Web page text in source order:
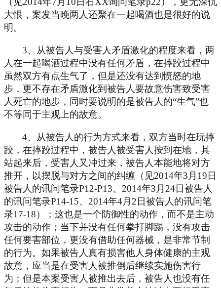
大恨，案发当晚两人还聚在一起喝酒也是很好的说
明。
3、从被告人与受害人矛盾激化的程度来看，两
人在一起喝酒过程中没有任何矛盾，在摔跤过程中
虽然双方有点生气了，但是还没有达到愤怒的地
步，更不存在矛盾激化到被告人要故意伤害致受害
人死亡的地步，同时要说明的是被告人的“生气”也
不等同于主观上的故意。
4、从被告人的行为方式来看，双方当时在玩摔
跤，在摔跤过程中，被告人被受害人按到在地，其
站起来后，受害人又冲过来，被告人本能地将对方
推开，以摆脱与对方之间的纠缠（见2014年3 月 19日
被告人的讯问笔录P12-P13、 2014年3 月 24日被告人
的讯问笔录P14-15、 2014年4月 2日被告人的讯问笔
录17-18）；这也是一个防御性的动作，而不是主动
攻击的动作；当下并没有任何拳打脚踢，没有攻击
任何要害部位，更没有借助任何器械，是非常节制
的行为。如果被告人真有损害他人身体健康的主观
故意，应当是在受害人被推倒后继续实施伤害行
为；但是本案受害人被推出去后，被告人也没有任